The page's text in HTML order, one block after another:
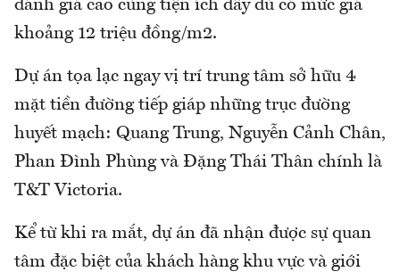
đánh giá cao cùng tiện ích đầy đủ có mức giá
khoảng 12 triệu đồng/m2.
Dự án tọa lạc ngay vị trí trung tâm sở hữu 4
mặt tiền đường tiếp giáp những trục đường
huyết mạch: Quang Trung, Nguyễn Cảnh Chân,
Phan Đình Phùng và Đặng Thái Thân chính là
T&T Victoria.
Kể từ khi ra mắt, dự án đã nhận được sự quan
tâm đặc biệt của khách hàng khu vực và giới